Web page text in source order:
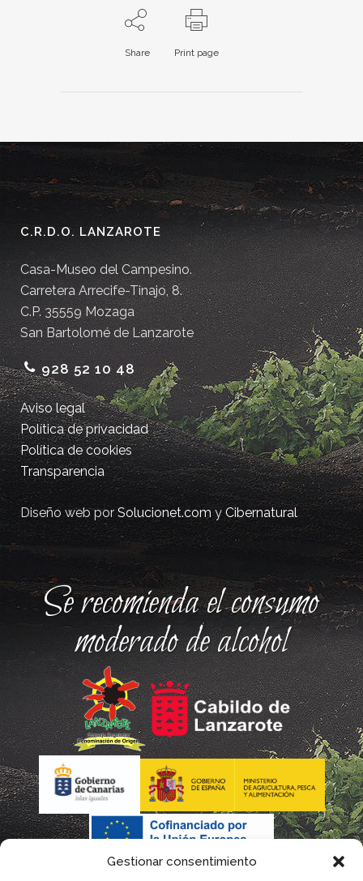
Gestionar consentimiento
Share Print page
C.R.D.O. LANZAROTE
Casa-Museo del Campesino.
Carretera Arrecife-Tinajo, 8.
C.P. 35559 Mozaga
San Bartolomé de Lanzarote
928 52 10 48
Aviso legal
Política de privacidad
Política de cookies
Transparencia
Diseño web porSolucionet.comyCibernatural
Se recomienda el consumo
moderado de alcohol